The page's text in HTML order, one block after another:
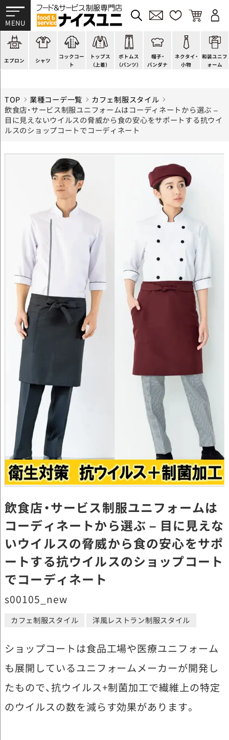
エプロン
スモック風
厨房用
ラップエプロン
シャツ
Tシャツ
ポロシャツ
和風シャツ(Asian)コックコー
ト
スタンダード
ファッション
キッズ
トップス
（上着）
調理白衣
カットソー
ジャンバー
ボトムス
（パンツ）
ワンピース
厨房シューズ
フロアシューズ
帽子・
バンダナ
コック帽
衛生帽子
ヘアネット
ネクタイ・
小物
蝶ネクタイ
リボン・スカーフ
クロスタイ
和装ユニフ
ォーム
草履、足袋など
着付小物
きもの
TOP 業種コーデ一覧
カフェ制服スタイル
飲食店・サービス制服ユニフォームはコーディネートから選ぶ –
目に見えないウイルスの脅威から食の安心をサポートする抗ウイ
ルスのショップコートでコーディネート
飲食店・サービス制服ユニフォームは
コーディネートから選ぶ – 目に見えな
いウイルスの脅威から食の安心をサポ
ートする抗ウイルスのショップコート
でコーディネート
s00105_new
カフェ制服スタイル 洋風レストラン制服スタイル
ショップコートは食品工場や医療ユニフォーム
も展開しているユニフォームメーカーが開発し
たもので、抗ウイルス+制菌加工で繊維上の特定
のウイルスの数を減らす効果があります。